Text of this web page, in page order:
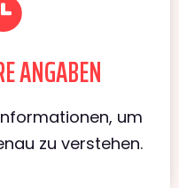
ANGABEN
um
zu verstehen.